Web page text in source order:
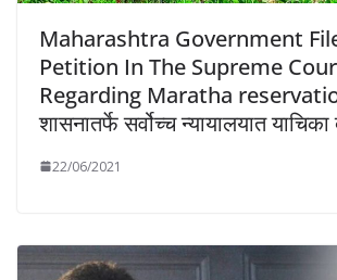
Maharashtra Government
Petition In The Supreme
Regarding Maratha
शासनातर्फे सर्वोच्च न्यायालयात
22/06/2021